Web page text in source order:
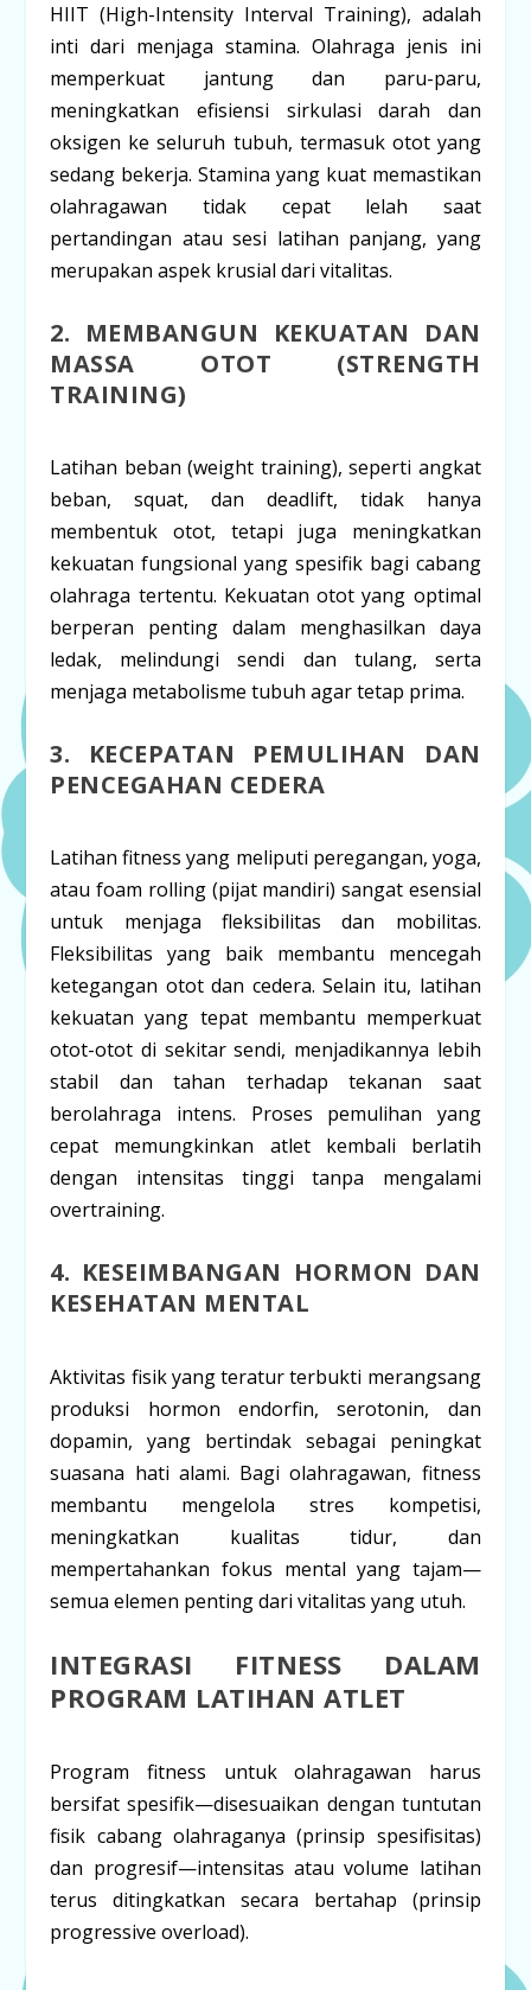
HIIT (High-Intensity Interval Training), adalah
inti dari menjaga stamina. Olahraga jenis ini
memperkuat jantung dan paru-paru,
meningkatkan efisiensi sirkulasi darah dan
oksigen ke seluruh tubuh, termasuk otot yang
sedang bekerja. Stamina yang kuat memastikan
olahragawan tidak cepat lelah saat
pertandingan atau sesi latihan panjang, yang
merupakan aspek krusial dari vitalitas.
2. MEMBANGUN KEKUATAN DAN
MASSA OTOT (STRENGTH
TRAINING)
Latihan beban (weight training), seperti angkat
beban,squat, dan deadlift, tidak hanya
membentuk otot, tetapi juga meningkatkan
kekuatan fungsional yang spesifik bagi cabang
olahraga tertentu. Kekuatan otot yang optimal
berperan penting dalam menghasilkan daya
ledak, melindungi sendi dan tulang, serta
menjaga metabolisme tubuh agar tetap prima.
3. KECEPATAN PEMULIHAN DAN
PENCEGAHAN CEDERA
Latihanfitness yang meliputi peregangan, yoga,
ataufoam rolling(pijat mandiri) sangat esensial
untuk menjaga fleksibilitas dan mobilitas.
Fleksibilitas yang baik membantu mencegah
ketegangan otot dan cedera. Selain itu, latihan
kekuatan yang tepat membantu memperkuat
otot-otot di sekitar sendi, menjadikannya lebih
stabil dan tahan terhadap tekanan saat
berolahraga intens. Proses pemulihan yang
cepat memungkinkan atlet kembali berlatih
dengan intensitas tinggi tanpa mengalami
overtraining.
4. KESEIMBANGAN HORMON DAN
KESEHATAN MENTAL
Aktivitas fisik yang teratur terbukti merangsang
produksi hormon endorfin,serotonin, dan
dopamin, yang bertindak sebagai peningkat
suasana hati alami. Bagi olahragawan, fitness
membantu mengelola stres kompetisi,
meningkatkan kualitas tidur, dan
mempertahankan fokus mental yang tajam—
semua elemen penting dari vitalitas yang utuh.
INTEGRASI FITNESS DALAM
PROGRAM LATIHAN ATLET
Program fitness untuk olahragawan harus
bersifatspesifik—disesuaikan dengan tuntutan
fisik cabang olahraganya (prinsip spesifisitas)
dan progresif—intensitas atau volume latihan
terus ditingkatkan secara bertahap (prinsip
progressive overload).